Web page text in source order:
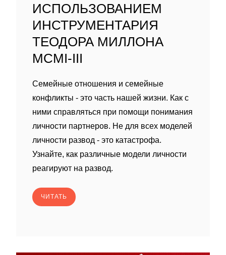
ИСПОЛЬЗОВАНИЕМ
ИНСТРУМЕНТАРИЯ
ТЕОДОРА МИЛЛОНА
MCMI-III
Семейные отношения и семейные
конфликты - это часть нашей жизни. Как с
ними справляться при помощи понимания
личности партнеров. Не для всех моделей
личности развод - это катастрофа.
Узнайте, как различные модели личности
реагируют на развод.
ЧИТАТЬ